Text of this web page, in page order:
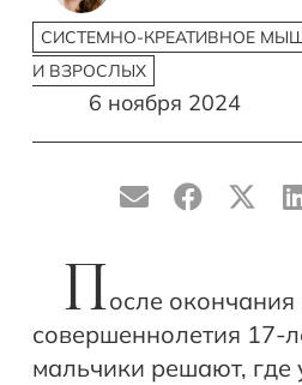
СИСТЕМНО-КРЕАТИВНОЕ
И ВЗРОСЛЫХ
6 ноября 2024
После
совершеннолетия 17-
мальчики решают, где